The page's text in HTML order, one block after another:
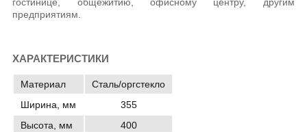
предприятиям.
ХАРАКТЕРИСТИКИ
Материал
Сталь/оргстекло
Ширина, мм
355
Высота, мм
400